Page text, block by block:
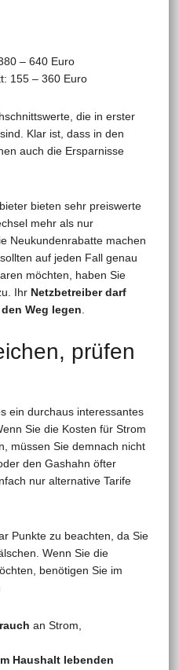
– 640 Euro
155 – 360 Euro
die in erster
Klar ist, dass in den
auch die Ersparnisse
bieten sehr preiswerte
mehr als nur
Neukundenrabatte machen
auf jeden Fall genau
möchten, haben Sie
Ihr Netzbetreiber darf
Weg legen
prüfen
ein durchaus interessantes
Sie die Kosten für Strom
müssen Sie demnach nicht
den Gashahn öfter
nur alternative Tarife
Punkte zu beachten, da Sie
Wenn Sie die
benötigen Sie im
an Strom,
Haushalt lebenden